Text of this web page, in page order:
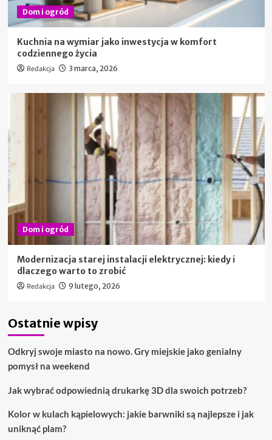
Dom i ogród
Kuchnia na wymiar jako inwestycja w komfort
codziennego życia
Redakcja 3 marca, 2026
Dom i ogród
Modernizacja starej instalacji elektrycznej: kiedy i
dlaczego warto to zrobić
Redakcja 9 lutego, 2026
Ostatnie wpisy
Odkryj swoje miasto na nowo. Gry miejskie jako genialny
pomysł na weekend
Jak wybrać odpowiednią drukarkę 3D dla swoich potrzeb?
Kolor w kulach kąpielowych: jakie barwniki są najlepsze i jak
uniknąć plam?